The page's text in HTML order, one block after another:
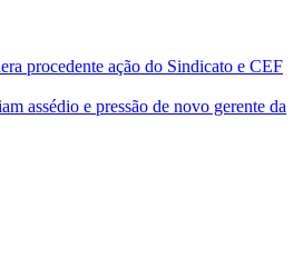
procedente ação do Sindicato e CEF
assédio e pressão de novo gerente da